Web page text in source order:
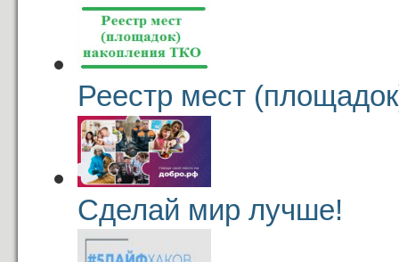
Реестр мест
Сделай мир лучше!